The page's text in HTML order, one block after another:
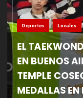
Deportes Locales
EL
EN BUENOS
TEMPLE
MEDALLAS